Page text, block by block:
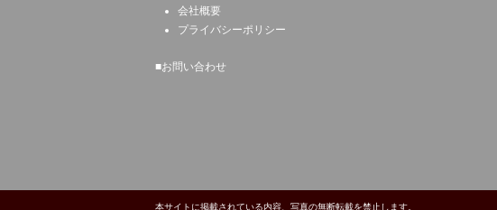
会社概要
プライバシーポリシー
■お問い合わせ
本サイトに掲載されている内容、写真の無断転載を禁止します。